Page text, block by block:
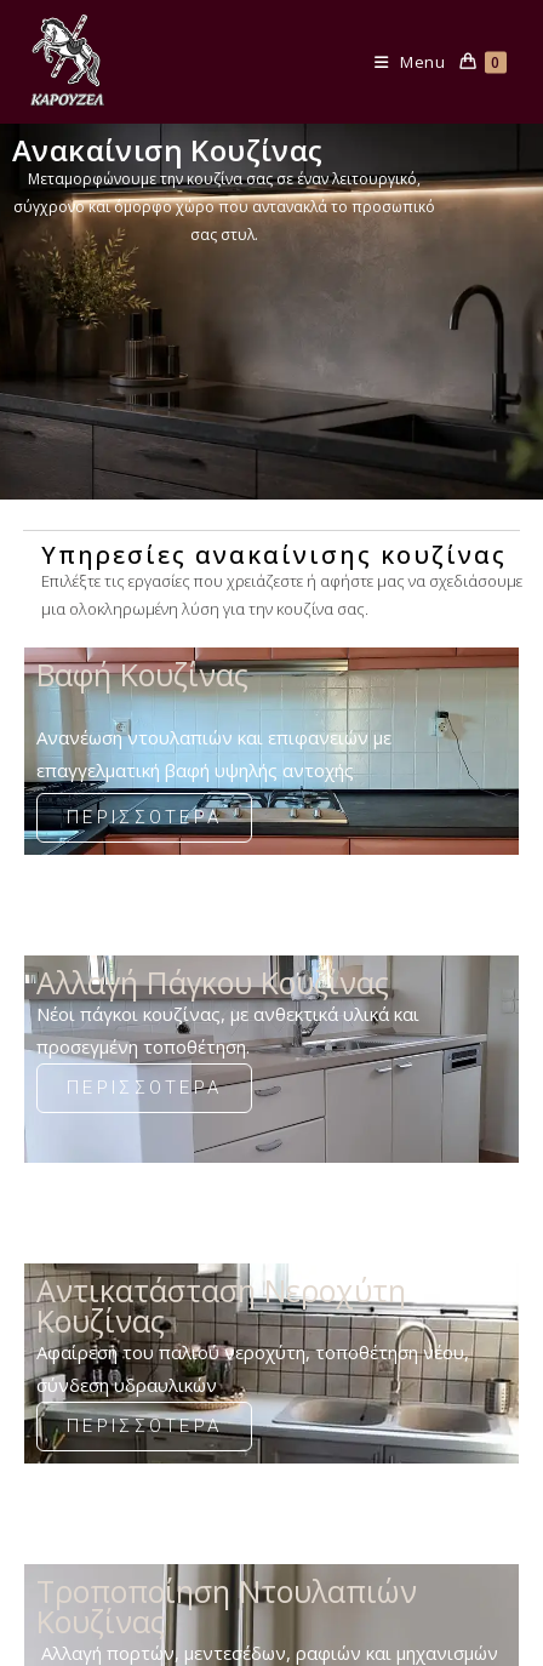
0
Menu
Ανακαίνιση Κουζίνας
Μεταμορφώνουμε την κουζίνα σας σε έναν λειτουργικό,
σύγχρονο και όμορφο χώρο που αντανακλά το προσωπικό
σας στυλ.
Υπηρεσίες ανακαίνισης κουζίνας
Επιλέξτε τις εργασίες που χρειάζεστε ή αφήστε μας να σχεδιάσουμε
μια ολοκληρωμένη λύση για την κουζίνα σας.
Βαφή Κουζίνας
Ανανέωση ντουλαπιών και επιφανειών με
επαγγελματική βαφή υψηλής αντοχής
ΠΕΡΙΣΣΟΤΕΡΑ
Αλλαγή Πάγκου Κουζίνας
Νέοι πάγκοι κουζίνας, με ανθεκτικά υλικά και
προσεγμένη τοποθέτηση.
ΠΕΡΙΣΣΟΤΕΡΑ
Αντικατάσταση Νεροχύτη
Κουζίνας
Αφαίρεση του παλιού νεροχύτη, τοποθέτηση νέου,
σύνδεση υδραυλικών
ΠΕΡΙΣΣΟΤΕΡΑ
Τροποποίηση Ντουλαπιών
Κουζίνας
Αλλαγή πορτών, μεντεσέδων, ραφιών και μηχανισμών